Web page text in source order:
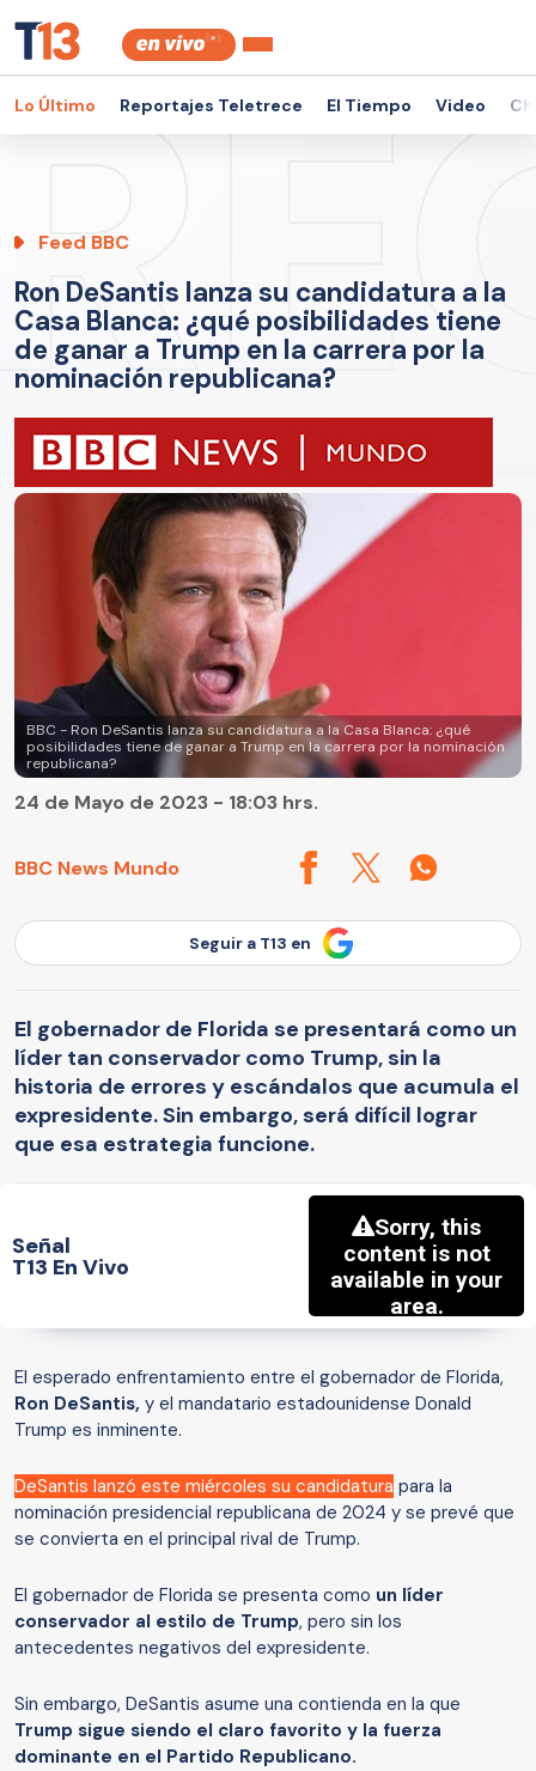
Lo Último Reportajes Teletrece El Tiempo Video
Feed BBC
Ron DeSantis lanza su candidatura a la
Casa Blanca: ¿qué posibilidades tiene
de ganar a Trump en la carrera por la
nominación republicana?
BBC - Ron DeSantis lanza su candidatura a la Casa Blanca: ¿qué
posibilidades tiene de ganar a Trump en la carrera por la nominación
republicana?
BBC News Mundo
24 de Mayo de 2023 - 18:03 hrs.
Seguir a T13 en
El gobernador de Florida se presentará como un
líder tan conservador como Trump, sin la
historia de errores y escándalos que acumula el
expresidente. Sin embargo, será difícil lograr
que esa estrategia funcione.
Señal
T13 En Vivo
El esperado enfrentamiento entre el gobernador de Florida,
Ron DeSantis, y el mandatario estadounidense Donald
Trump es inminente.
DeSantis lanzó este miércoles su candidatura para la
nominación presidencial republicana de 2024 y se prevé que
se convierta en el principal rival de Trump.
El gobernador de Florida se presenta como un líder
conservador al estilo de Trump, pero sin los
antecedentes negativos del expresidente.
Sin embargo, DeSantis asume una contienda en la que
Trump sigue siendo el claro favorito y la fuerza
dominante en el Partido Republicano.